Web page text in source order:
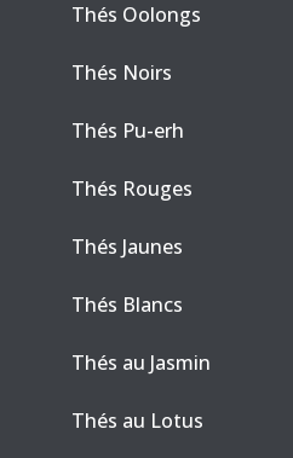
Thés Oolongs
Thés Noirs
Thés Pu-erh
Thés Rouges
Thés Jaunes
Thés Blancs
Thés au Jasmin
Thés au Lotus